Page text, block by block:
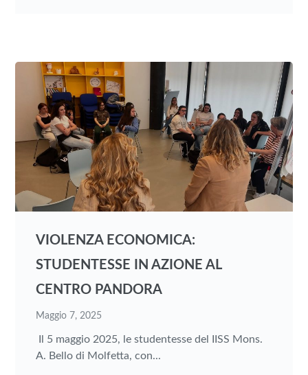
VIOLENZA ECONOMICA:
STUDENTESSE IN AZIONE AL
CENTRO PANDORA
Maggio 7, 2025
Il 5 maggio 2025, le studentesse del IISS Mons.
A. Bello di Molfetta, con...